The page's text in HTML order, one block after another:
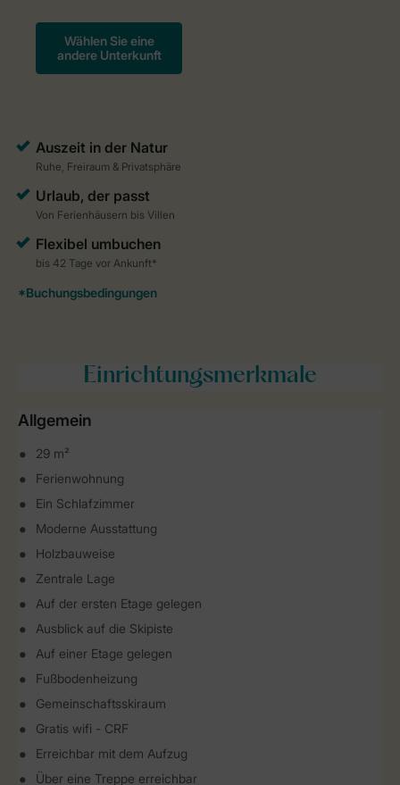
Einrichtungsmerkmale
Allgemein
29 m²
Ferienwohnung
Ein Schlafzimmer
Moderne Ausstattung
Holzbauweise
Zentrale Lage
Auf der ersten Etage gelegen
Ausblick auf die Skipiste
Auf einer Etage gelegen
Fußbodenheizung
Gemeinschaftsskiraum
Gratis wifi - CRF
Erreichbar mit dem Aufzug
Über eine Treppe erreichbar